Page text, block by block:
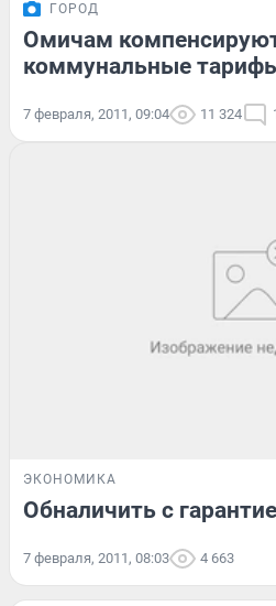
ГОРОД
Омичам
коммунальные
7 февраля, 2011, 09:04 11 324
ЭКОНОМИКА
Обналичить с
7 февраля, 2011, 08:03 4 663